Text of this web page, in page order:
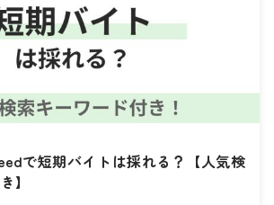
で短期バイトは採れる？【人気検
】